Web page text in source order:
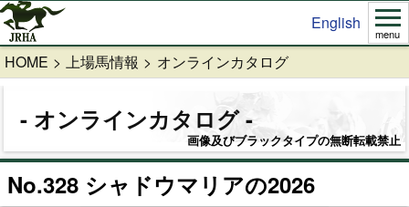
English
menu
HOME 上場馬情報 オンラインカタログ
オンラインカタログ
画像及びブラックタイプの無断転載禁止
No.328 シャドウマリアの2026